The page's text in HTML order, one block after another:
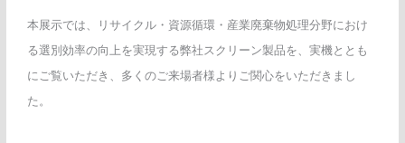
本展示では、リサイクル・資源循環・産業廃棄物処理分野におけ
る選別効率の向上を実現する弊社スクリーン製品を、実機ととも
にご覧いただき、多くのご来場者様よりご関心をいただきまし
た。